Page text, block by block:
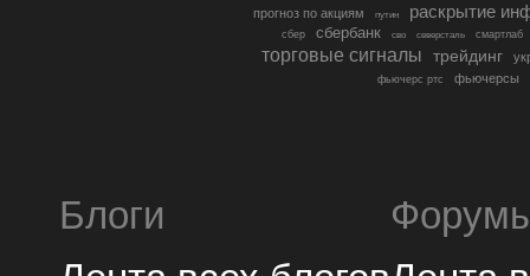
прогноз по акциям путин раскрытие
сбер сбербанк сво северсталь смартлаб
торговые сигналы трейдинг
фьючерс ртс фьючерсы
Блоги